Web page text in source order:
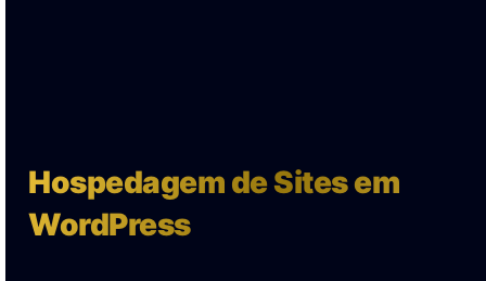
Hospedagem de Sites em
WordPress